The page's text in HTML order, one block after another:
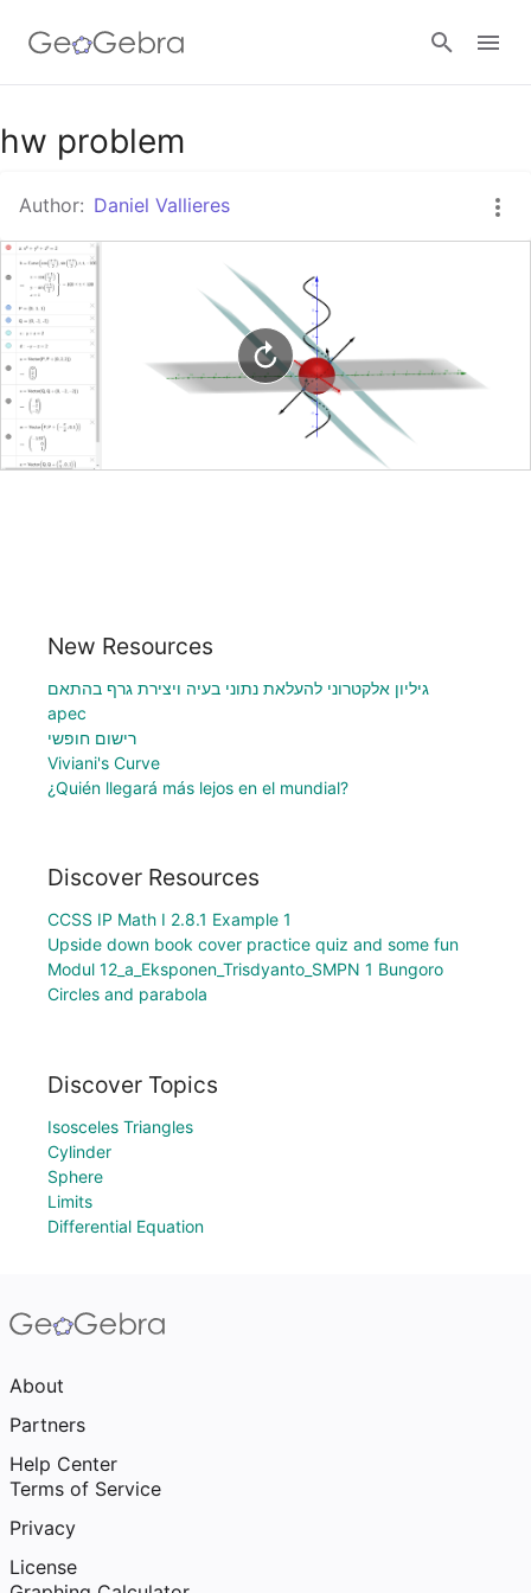
Google Classroom
GeoGebra Classroom
Sign in
hw problem
Author: Daniel Vallieres
New Resources
גיליון אלקטרוני להעלאת נתוני בעיה ויצירת גרף בהתאם
apec
רישום חופשי
Viviani's Curve
¿Quién llegará más lejos en el mundial?
Discover Resources
CCSS IP Math I 2.8.1 Example 1
Upside down book cover practice quiz and some fun
Modul 12_a_Eksponen_Trisdyanto_SMPN 1 Bungoro
Circles and parabola
Discover Topics
Isosceles Triangles
Cylinder
Sphere
Limits
Differential Equation
About
Partners
Help Center
Terms of Service
Privacy
License